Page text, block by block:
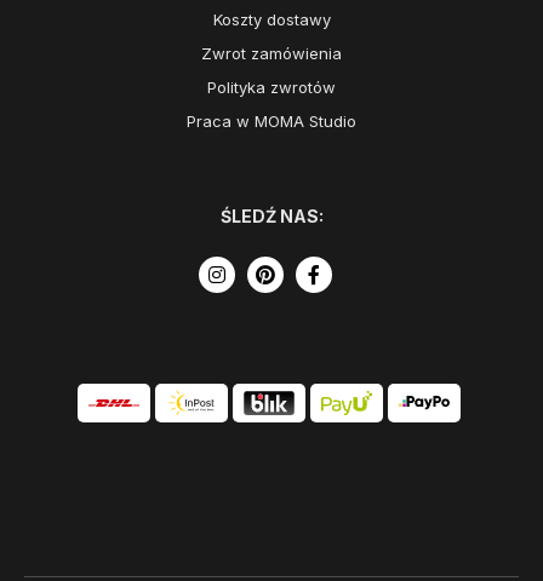
Koszty dostawy
Zwrot zamówienia
Polityka zwrotów
Praca w MOMA Studio
ŚLEDŹ NAS: